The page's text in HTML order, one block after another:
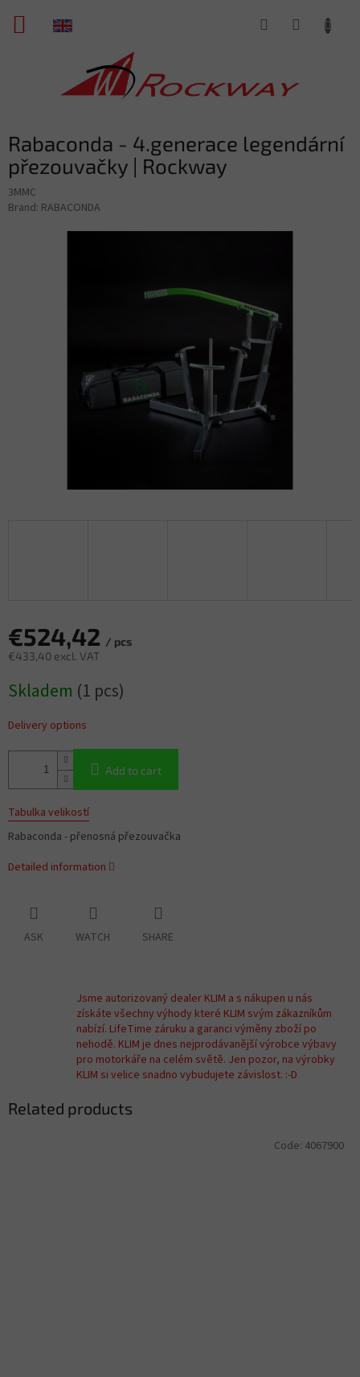
content
SHOPPING
Rabaconda - 4.generace legendární
přezouvačky | Rockway
3MMC
Brand: RABACONDA
€524,42 / pcs
€433,40 excl. VAT
price:
Skladem (1 pcs)
Delivery options
Add to cart
Tabulka velikostí
Rabaconda - přenosná přezouvačka
Detailed information
ASK WATCH SHARE
Jsme autorizovaný dealer KLIM a s nákupen u nás
získáte všechny výhody které KLIM svým zákazníkům
nabízí. LifeTime záruku a garanci výměny zboží po
nehodě. KLIM je dnes nejprodávanější výrobce výbavy
pro motorkáře na celém světě. Jen pozor, na výrobky
KLIM si velice snadno vybudujete závislost. :-D
Related products
Code: 4067900